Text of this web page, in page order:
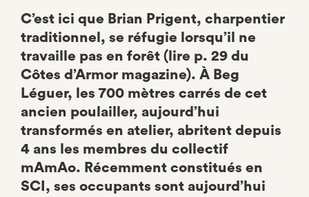
C’est ici que Brian Prigent, charpentier
traditionnel, se réfugie lorsqu’il ne
travaille pas en forêt (lire p. 29 du
Côtes d’Armor magazine). À Beg
Léguer, les 700 mètres carrés de cet
ancien poulailler, aujourd’hui
transformés en atelier, abritent depuis
4 ans les membres du collectif
mAmAo. Récemment constitués en
SCI, ses occupants sont aujourd’hui